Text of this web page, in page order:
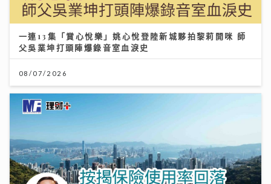
一連13集「賞心悅樂」姚心悅登陸新城夥拍黎莉開咪 師
父吳業坤打頭陣爆錄音室血淚史
08/07/2026